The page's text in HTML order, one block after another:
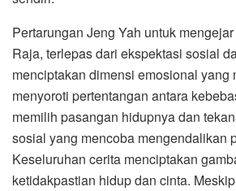
Pertarungan Jeng Yah untuk
Raja, terlepas dari ekspektasi sosial
menciptakan dimensi emosional yang
menyoroti pertentangan antara
memilih pasangan hidupnya dan
sosial yang mencoba mengendalikan
Keseluruhan cerita menciptakan
ketidakpastian hidup dan cinta.